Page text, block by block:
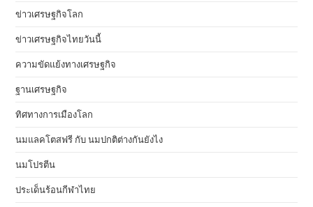
ข่าวเศรษฐกิจโลก
ข่าวเศรษฐกิจไทยวันนี้
ความขัดแย้งทางเศรษฐกิจ
ฐานเศรษฐกิจ
ทิศทางการเมืองโลก
นมแลคโตสฟรี กับ นมปกติต่างกันยังไง
นมโปรตีน
ประเด็นร้อนกีฬาไทย